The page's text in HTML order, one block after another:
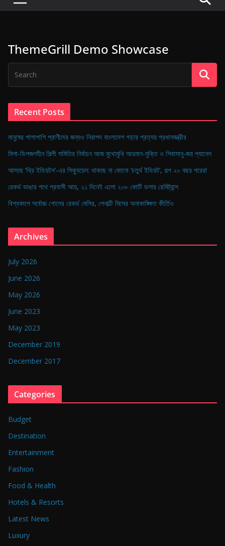
s
e
f
D
i
g
a
l
B
n
g
ThemeGrill Demo Showcase
Recent Posts
মানুষের পাশাপাশি প্রাণীদের জন্যও নিরাপদ বাংলাদেশ গড়ার প্রত্যয় প্রধানমন্ত্রীর
মিশা-ডিপজলহীন শিল্পী সমিতির নির্বাচন আজ মুখোমুখি আরমান-মুক্তি ও শিবাসানু-জয় প্যানেল
আসছে ‘থ্রি ইডিয়টস’-এর সিক্যুয়েল: থাকছে না কোনো ‘চতুর্থ ইডিয়ট’, গল্প ২০ বছর পরের!
রেকর্ড ভাঙার পথে প্রবাসী আয়, ২১ দিনেই এলো ২০৮ কোটি ডলার রেমিট্যান্স
বিশ্বকাপে সর্বোচ্চ গোলের রেকর্ড মেসির, পেনাল্টি মিসের অনাকাঙ্ক্ষিত কীর্তিও
Archives
July 2026
June 2026
May 2026
June 2023
May 2023
December 2019
December 2017
Categories
Budget
Destination
Entertainment
Fashion
Food & Health
Hotels & Resorts
Latest News
Luxury